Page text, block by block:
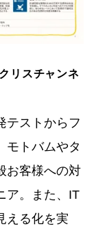
リスチャンネ
テストからフ
モトバムやタ
お客様への対
ア。また、IT
える化を実